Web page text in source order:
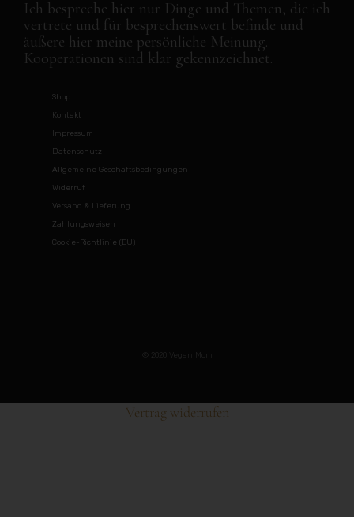
Ich bespreche hier nur Dinge und Themen, die ich
vertrete und für besprechenswert befinde und
äußere hier meine persönliche Meinung.
Kooperationen sind klar gekennzeichnet.
Shop
Kontakt
Impressum
Datenschutz
Allgemeine Geschäftsbedingungen
Widerruf
Versand & Lieferung
Zahlungsweisen
Cookie-Richtlinie (EU)
© 2020 Vegan Mom
Vertrag widerrufen